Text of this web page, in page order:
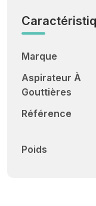
Marque
Aspirateur À
Gouttières
Référence
Poids